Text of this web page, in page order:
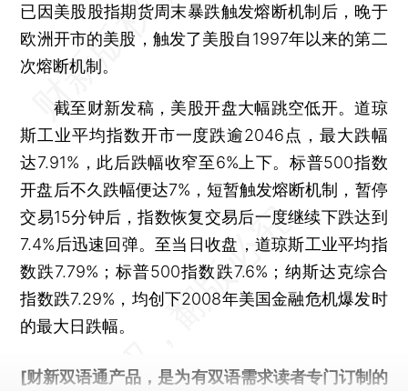
已因美股股指期货周末暴跌触发熔断机制后，晚于
欧洲开市的美股，触发了美股自1997年以来的第二
次熔断机制。
截至财新发稿，美股开盘大幅跳空低开。道琼
斯工业平均指数开市一度跌逾2046点，最大跌幅
达7.91%，此后跌幅收窄至6%上下。标普500指数
开盘后不久跌幅便达7%，短暂触发熔断机制，暂停
交易15分钟后，指数恢复交易后一度继续下跌达到
7.4%后迅速回弹。至当日收盘，道琼斯工业平均指
数跌7.79%；标普500指数跌7.6%；纳斯达克综合
指数跌7.29%，均创下2008年美国金融危机爆发时
的最大日跌幅。
[财新双语通产品，是为有双语需求读者专门订制的